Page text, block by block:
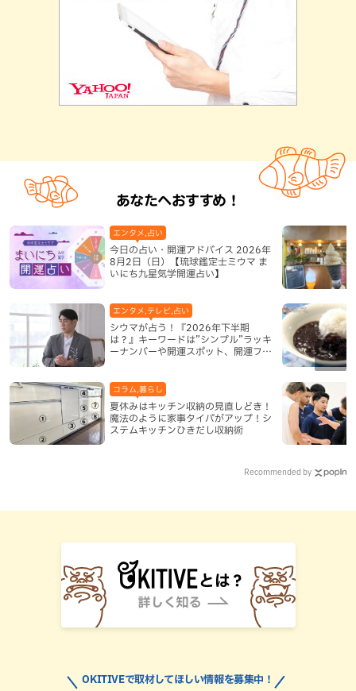
あなたへおすすめ！
今日の占い・開運アドバイス 2026年
8月2日（日）【琉球鑑定士ミウマ ま
いにち九星気学開運占い】
エンタメ,占い
シウマが占う！『2026年下半期
は？』キーワードは”シンプル”ラッキ
ーナンバーや開運スポット、開運フー
エンタメ,テレビ,占い
夏休みはキッチン収納の見直しどき！
魔法のように家事タイパがアップ！シ
ステムキッチンひきだし収納術
コラム,暮らし
Recommended by
OKITIVEで取材してほしい情報を募集中！